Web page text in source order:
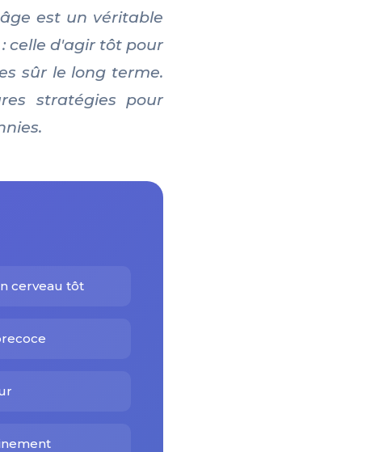
est un véritable
celle d'agir tôt pour
sûr le long terme.
stratégies pour
cerveau tôt